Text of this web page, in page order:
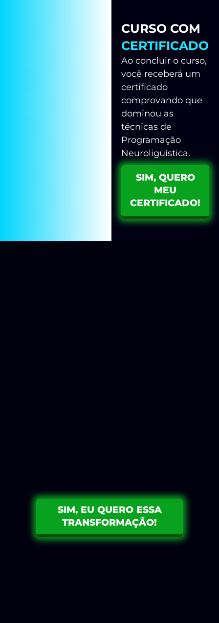
CURSO COM
CERTIFICADO
Ao concluir o curso,
você receberá um
certificado
comprovando que
dominou as
técnicas de
Programação
Neuroliguística.
SIM, QUERO
MEU
CERTIFICADO!
Quer começar a vender no “Modo Easy”.
SIM, EU QUERO ESSA
TRANSFORMAÇÃO!